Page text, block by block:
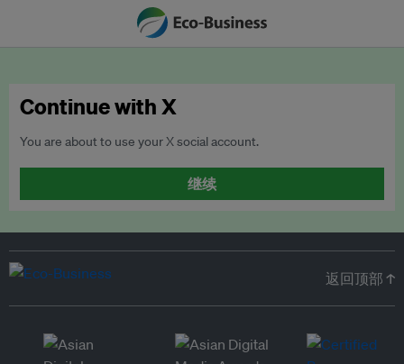
Continue with X
You are about to use your X social account.
继续
返回顶部 ↑